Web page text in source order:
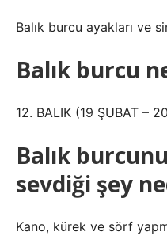
Balık burcu ayakları ve
Balık burcu
12. BALIK (19 ŞUBAT –
Balık
sevdiği şey
Kano, kürek ve sörf